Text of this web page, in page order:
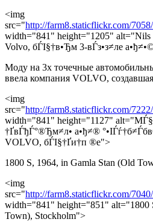
<img
src="http://farm8.staticflickr.com/
width="841" height="1205" alt="Nils
Volvo, бЃІ§†в•Ђм 3-вЃз•з≠ле
Моду на 3х точечные
ввела компания VOLVO,
<img
src="http://farm8.staticflickr.com/
width="841" height="1127"
†ҐвЃђЃ°®Ђм≠л• а•ђ≠®
VOLVO, бЃІ§†Ґи†п ®е">
1800 S, 1964, in Gamla Stan (Old
<img
src="http://farm8.staticflickr.com/
width="841" height="851" alt="1800
Town), Stockholm">